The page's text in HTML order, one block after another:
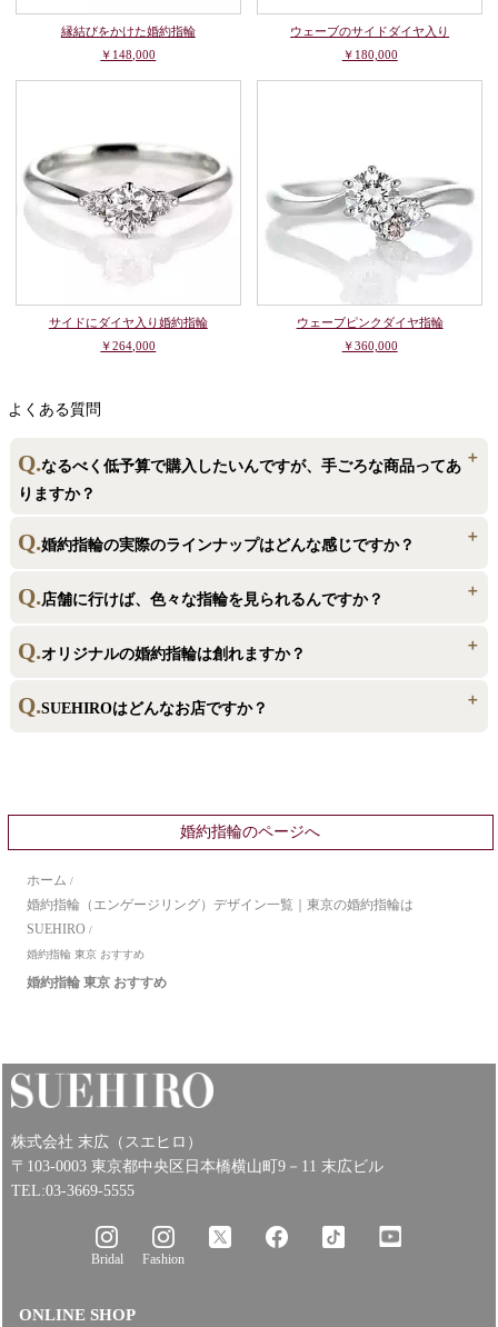
縁結びをかけた婚約指輪
￥148,000
ウェーブのサイドダイヤ入り
￥180,000
サイドにダイヤ入り婚約指輪
￥264,000
ウェーブピンクダイヤ指輪
￥360,000
よくある質問
なるべく低予算で購入したいんですが、手ごろな商品ってあ
りますか？
ございます！SUEHIROでは、婚約指輪は39,800円からご用意できます。
ドの直輸入により、低価格ながらも最高のお品物をお届け。東京・東日本
見つけるサポートをさせていただきますよ！ 詳しくはこちらから
婚約指輪の実際のラインナップはどんな感じですか？
ソリティアタイプをはじめ、メレダイヤモンド、近年人気のゴールドタ
ークタイプなどなど、沢山のデザインを取り揃えております。リンクより
くはこちらから
店舗に行けば、色々な指輪を見られるんですか？
はい。ご来店いただきますと、たくさんのお品物の試着をお試しいただ
特典もございますので、ご来店いただく際はぜひご予約ください。世界に1
オリジナルの婚約指輪は創れますか？
SUEHIROでは、低価格で数ある直輸入のダイヤモンドの中からお気に入
SUEHIROはどんなお店ですか？
価格で、高品質の指輪をご提供いたしております。老舗ならではの経験豊
富なスタッフが、おふたりの指輪探しのお手伝いをさせていただきます！
婚約指輪のページへ
ホーム /
婚約指輪（エンゲージリング）デザイン一覧｜東京の婚約指輪は
SUEHIRO /
婚約指輪 東京 おすすめ
婚約指輪 東京 おすすめ
株式会社 末広（スエヒロ）
〒103-0003 東京都中央区日本橋横山町9－11 末広ビル
TEL:03-3669-5555
Bridal Fashion
ONLINE SHOP